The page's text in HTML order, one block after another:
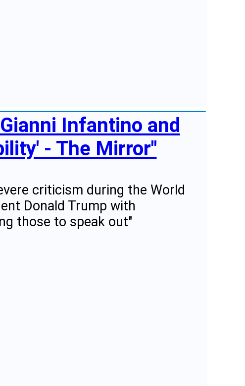
Infantino and
- The Mirror"
criticism during the World
Donald Trump with
those to speak out"